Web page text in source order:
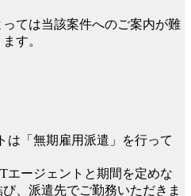
ては当該案件へのご案内が難
す。
は「無期雇用派遣」を行って
エージェントと期間を定めな
、派遣先でご勤務いただきま